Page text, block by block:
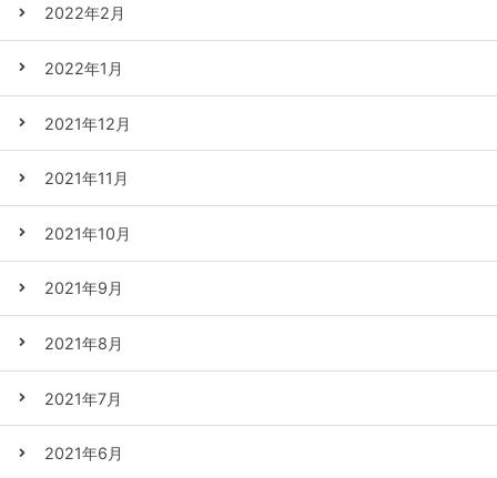
2022年2月
2022年1月
2021年12月
2021年11月
2021年10月
2021年9月
2021年8月
2021年7月
2021年6月